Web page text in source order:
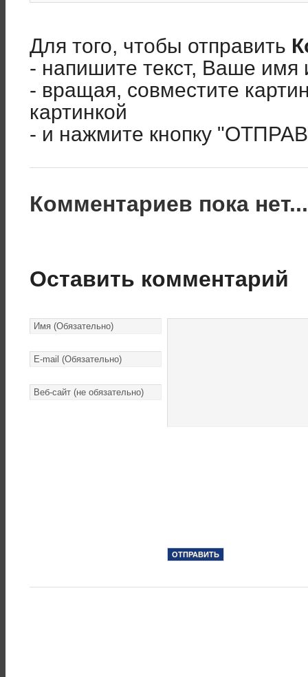
Для того, чтобы отправить
- напишите текст, Ваше имя
- вращая, совместите
картинкой
- и нажмите кнопку
Комментариев пока
Оставить комментарий